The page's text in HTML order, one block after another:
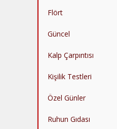
Flört
Güncel
Kalp Çarpıntısı
Kişilik Testleri
Özel Günler
Ruhun Gıdası